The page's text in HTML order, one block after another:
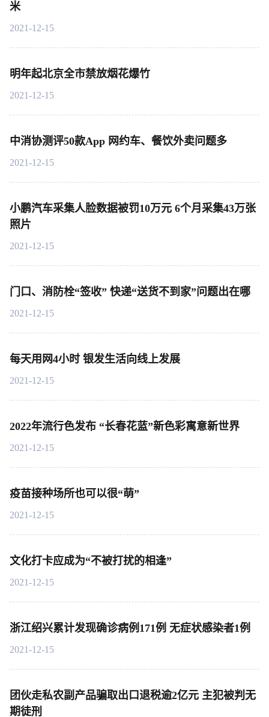
米
2021-12-15
明年起北京全市禁放烟花爆竹
2021-12-15
中消协测评50款App 网约车、餐饮外卖问题多
2021-12-15
小鹏汽车采集人脸数据被罚10万元 6个月采集43万张
照片
2021-12-15
门口、消防栓“签收” 快递“送货不到家”问题出在哪
2021-12-15
每天用网4小时 银发生活向线上发展
2021-12-15
2022年流行色发布 “长春花蓝”新色彩寓意新世界
2021-12-15
疫苗接种场所也可以很“萌”
2021-12-15
文化打卡应成为“不被打扰的相逢”
2021-12-15
浙江绍兴累计发现确诊病例171例 无症状感染者1例
2021-12-15
团伙走私农副产品骗取出口退税逾2亿元 主犯被判无
期徒刑